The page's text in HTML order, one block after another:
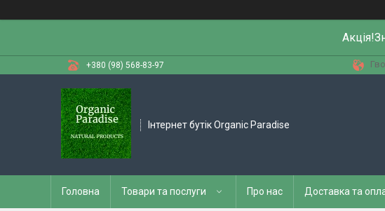
+380 (98) 568-83-97
Інтернет бутік Organic Paradise
Головна Товари та послуги Про нас Доставка та